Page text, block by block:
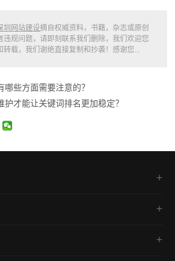
圳网站建设摘自权威资料，书籍，杂志或原创
违规问题，请即刻联系我们删除，我们欢迎您
转载，我们谢绝直接复制和抄袭！感谢您...
哪些方面需要注意的？
才能让关键词排名更加稳定？